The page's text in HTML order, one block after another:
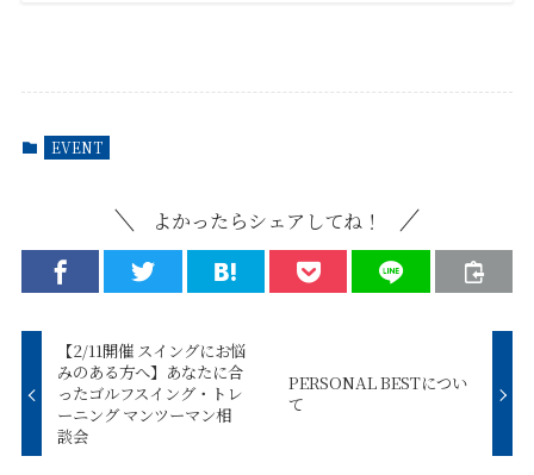
EVENT
よかったらシェアしてね！
【2/11開催 スイングにお悩
みのある方へ】あなたに合
ったゴルフスイング・トレ
ーニング マンツーマン相
談会
PERSONAL BESTについ
て